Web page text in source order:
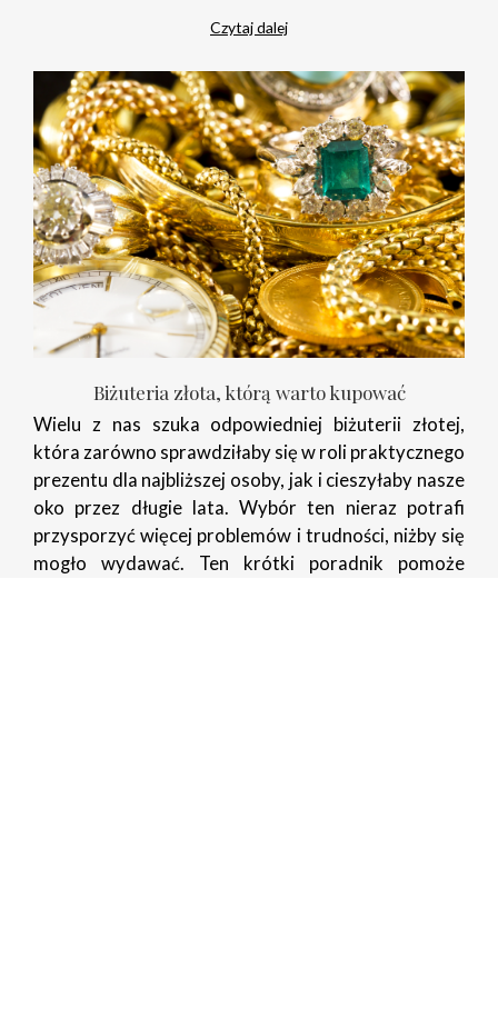
Czytaj dalej
Biżuteria złota, którą warto kupować
Wielu z nas szuka odpowiedniej biżuterii złotej,
która zarówno sprawdziłaby się w roli praktycznego
prezentu dla najbliższej osoby, jak i cieszyłaby nasze
oko przez długie lata. Wybór ten nieraz potrafi
przysporzyć więcej problemów i trudności, niżby się
mogło wydawać. Ten krótki poradnik pomoże